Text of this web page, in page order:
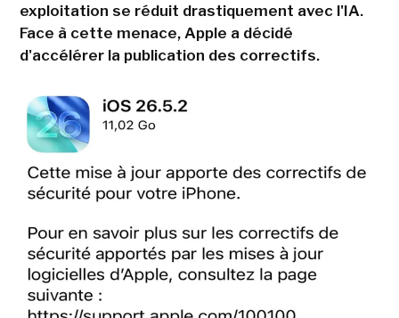
exploitation se réduit drastiquement avec l'IA.
Face à cette menace, Apple a décidé
d'accélérer la publication des correctifs.